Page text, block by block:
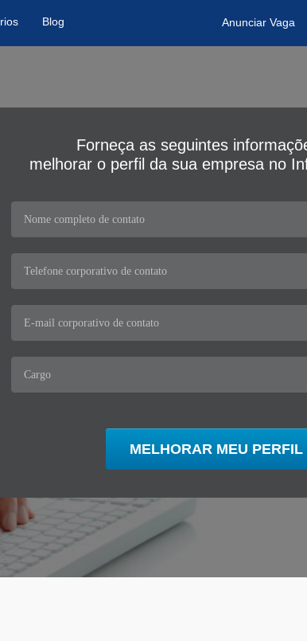
Blog Anunciar Vaga
Forneça as seguintes
melhorar o perfil da sua empresa no